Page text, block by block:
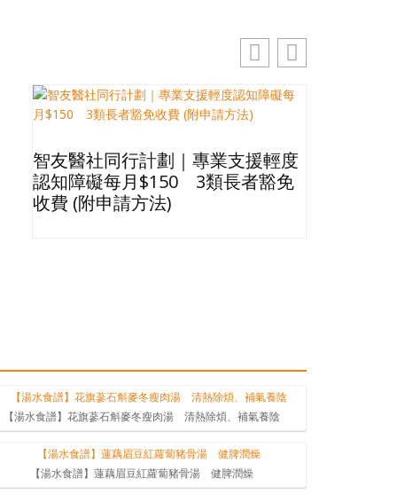
智友醫社同行計劃｜專業支援輕度
認知障礙每月$150 3類長者豁免
收費 (附申請方法)
【湯水食譜】花旗蔘石斛麥冬瘦肉湯 清熱除煩、補氣養陰
【湯水食譜】蓮藕眉豆紅蘿蔔豬骨湯 健脾潤燥